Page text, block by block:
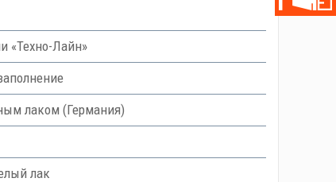
«Техно-Лайн»
лаком (Германия)
лак